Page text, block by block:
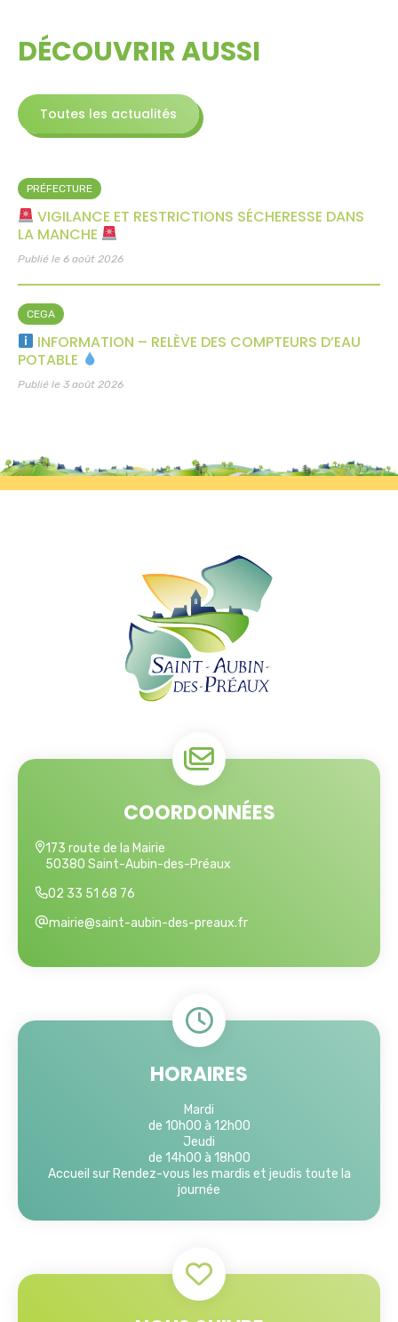
DÉCOUVRIR AUSSI
Toutes les actualités
PRÉFECTURE
VIGILANCE ET RESTRICTIONS SÉCHERESSE DANS
LA MANCHE
Publié le 6 août 2026
CEGA
INFORMATION – RELÈVE DES COMPTEURS D’EAU
POTABLE
Publié le 3 août 2026
COORDONNÉES
173 route de la Mairie
50380 Saint-Aubin-des-Préaux
02 33 51 68 76
mairie@saint-aubin-des-preaux.fr
HORAIRES
Mardi
de 10h00 à 12h00
Jeudi
de 14h00 à 18h00
Accueil sur Rendez-vous les mardis et jeudis toute la
journée